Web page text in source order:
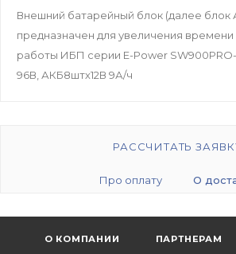
Внешний батарейный блок (далее блок
предназначен для увеличения
работы ИБП серии E-Power
96В, АКБ8штх12В 9А/ч
РАССЧИТАТЬ
Про оплату О
О КОМПАНИИ ПАРТНЕРАМ